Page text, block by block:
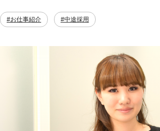
#お仕事紹介 #中途採用